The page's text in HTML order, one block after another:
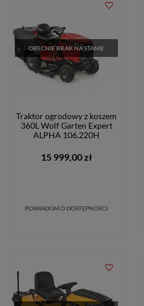
OBECNIE BRAK NA STANIE
Traktor ogrodowy z koszem
360L Wolf Garten Expert
ALPHA 106.220H
15 999,00 zł
POWIADOM O DOSTĘPNOŚCI
favorite_border
favorite_border